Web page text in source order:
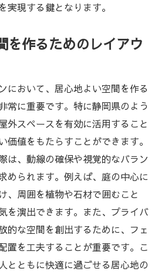
実現する鍵となります。
を作るためのレイアウ
において、居心地よい空間を作る
常に重要です。特に静岡県のよう
外スペースを有効に活用すること
価値をもたらすことができます。
は、動線の確保や視覚的なバラン
められます。例えば、庭の中心に
、周囲を植物や石材で囲むこと
を演出できます。また、プライバ
的な空間を創出するために、フェ
置を工夫することが重要です。こ
とともに快適に過ごせる居心地の